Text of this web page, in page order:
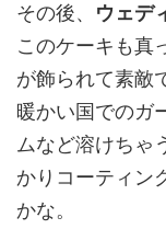
その後、 ウェデ
このケーキも真
が飾られて素敵
暖かい国でのガ
ムなど溶けちゃ
かりコーティン
かな。